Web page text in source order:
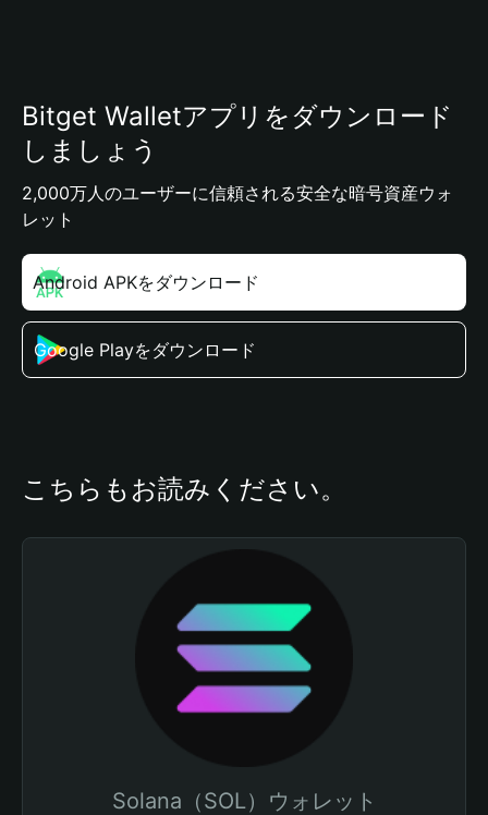
Bitget Walletアプリをダウンロード
しましょう
2,000万人のユーザーに信頼される安全な暗号資産ウォ
レット
Android APKをダウンロード
Google Playをダウンロード
こちらもお読みください。
Solana（SOL）ウォレット